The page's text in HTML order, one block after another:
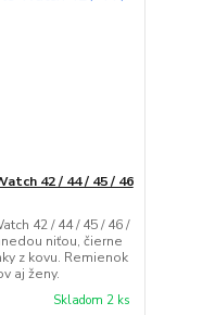
42 / 44 / 45 / 46
42 / 44 / 45 / 46 /
niťou, čierne
z kovu. Remienok
aj ženy.
Skladom 2 ks